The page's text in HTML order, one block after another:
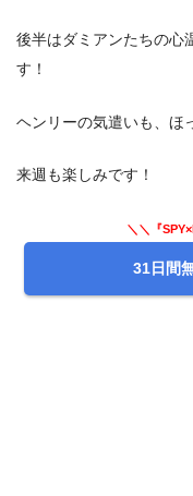
後半はダミアンたちの心
す！
ヘンリーの気遣いも、ほ
来週も楽しみです！
＼＼『
31日間